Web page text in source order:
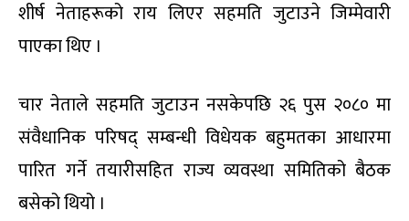
शीर्ष नेताहरूको राय लिएर सहमति जुटाउने जिम्मेवारी
पाएका थिए ।
चार नेताले सहमति जुटाउन नसकेपछि २६ पुस २०८० मा
संवैधानिक परिषद् सम्बन्धी विधेयक बहुमतका आधारमा
पारित गर्ने तयारीसहित राज्य व्यवस्था समितिको बैठक
बसेको थियो ।